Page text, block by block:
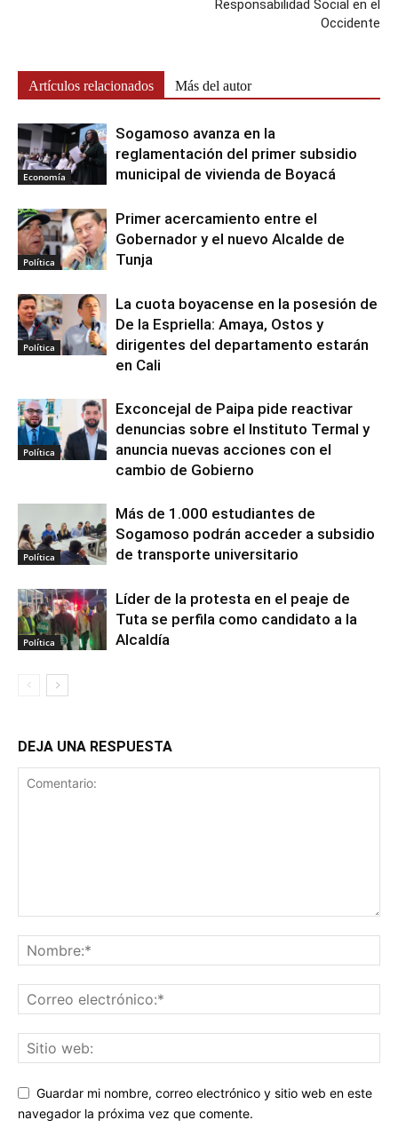
Responsabilidad Social en el
Occidente
Artículos relacionados Más del autor
Economía
Sogamoso avanza en la
reglamentación del primer subsidio
municipal de vivienda de Boyacá
Política
Primer acercamiento entre el
Gobernador y el nuevo Alcalde de
Tunja
Política
La cuota boyacense en la posesión de
De la Espriella: Amaya, Ostos y
dirigentes del departamento estarán
en Cali
Política
Exconcejal de Paipa pide reactivar
denuncias sobre el Instituto Termal y
anuncia nuevas acciones con el
cambio de Gobierno
Política
Más de 1.000 estudiantes de
Sogamoso podrán acceder a subsidio
de transporte universitario
Política
Líder de la protesta en el peaje de
Tuta se perfila como candidato a la
Alcaldía
DEJA UNA RESPUESTA
Guardar mi nombre, correo electrónico y sitio web en este
navegador la próxima vez que comente.